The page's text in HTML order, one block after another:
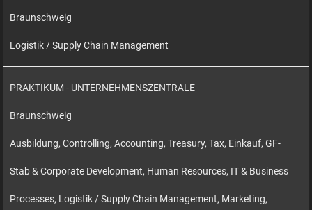
Braunschweig
Logistik / Supply Chain Management
PRAKTIKUM - UNTERNEHMENSZENTRALE
Braunschweig
Ausbildung, Controlling, Accounting, Treasury, Tax, Einkauf, GF-
Stab & Corporate Development, Human Resources, IT & Business
Processes, Logistik / Supply Chain Management, Marketing,